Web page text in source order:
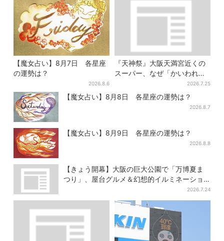
【魔女占い】8月7日 各星座
の運勢は？
2026.8.6
『天神祭』大阪天満宮近くの
スーパー、なぜ「かいわれ」
が山積み？ 実は昔ながらの食
文化
2026.7.25
【魔女占い】8月8日 各星座の運勢は？
2026.8.7
【魔女占い】8月9日 各星座の運勢は？
2026.8.8
【きょう開幕】大阪の巨大公園で「万博夏ま
つり」、屋台グルメ＆幻想的イルミネーショ
2026.7.24